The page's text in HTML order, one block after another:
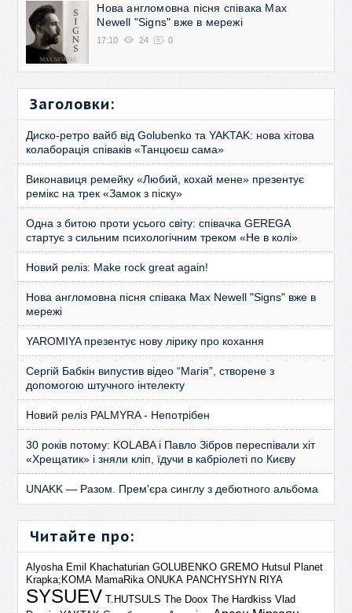
Нова англомовна пісня співака Max
Newell "Signs" вже в мережі
17:10 24 0
Заголовки:
Диско-ретро вайб від Golubenko та YAKTAK: нова хітова
колаборація співаків «Танцюєш сама»
Виконавиця ремейку «Любий, кохай мене» презентує
ремікс на трек «Замок з піску»
Одна з битою проти усього світу: співачка GEREGA
стартує з сильним психологічним треком «Не в колі»
Новий реліз: Make rock great again!
Нова англомовна пісня співака Max Newell "Signs" вже в
мережі
YAROMIYA презентує нову лірику про кохання
Сергій Бабкін випустив відео “Магія”, створене з
допомогою штучного інтелекту
Новий реліз PALMYRA - Непотрібен
30 років потому: KOLABA і Павло Зібров переспівали хіт
«Хрещатик» і зняли кліп, їдучи в кабріолеті по Києву
UNAKK — Разом. Прем'єра синглу з дебютного альбома
Читайте про:
Alyosha Emil Khachaturian GOLUBENKO GREMO Hutsul Planet
Krapka;KOMA MamaRika ONUKA PANCHYSHYN RIYA
SYSUEV T.HUTSULS The Doox The Hardkiss Vlad